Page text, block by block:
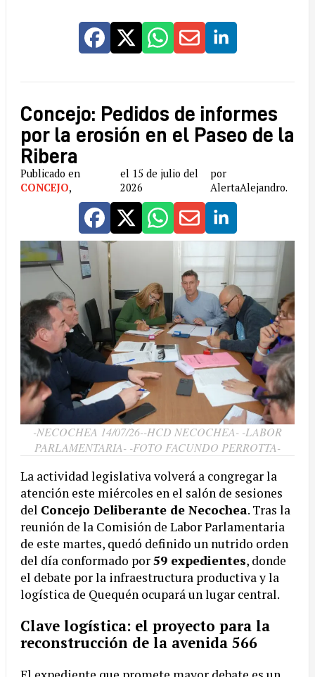
Concejo: Pedidos de informes
por la erosión en el Paseo de la
Ribera
Publicado en
CONCEJO,
el 15 de julio del
2026
por
AlertaAlejandro.
-NECOCHEA 14/07/26--HCD NECOCHEA- -LABOR
PARLAMENTARIA- -FOTO FACUNDO PERROTTA-
La actividad legislativa volverá a congregar la
atención este miércoles en el salón de sesiones
del Concejo Deliberante de Necochea. Tras la
reunión de la Comisión de Labor Parlamentaria
de este martes, quedó definido un nutrido orden
del día conformado por59 expedientes, donde
el debate por la infraestructura productiva y la
logística de Quequén ocupará un lugar central.
Clave logística: el proyecto para la
reconstrucción de la avenida 566